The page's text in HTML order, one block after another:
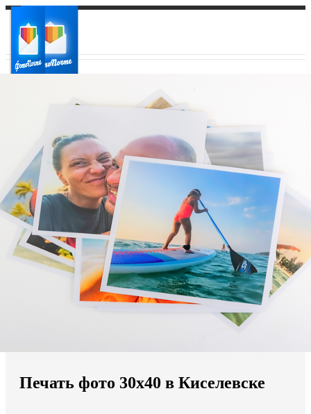
Ваш регион доставки
Выберите из списка:
Мы доставляем по всему миру
Продолжить без города
Печать фото 30х40 в Киселевске